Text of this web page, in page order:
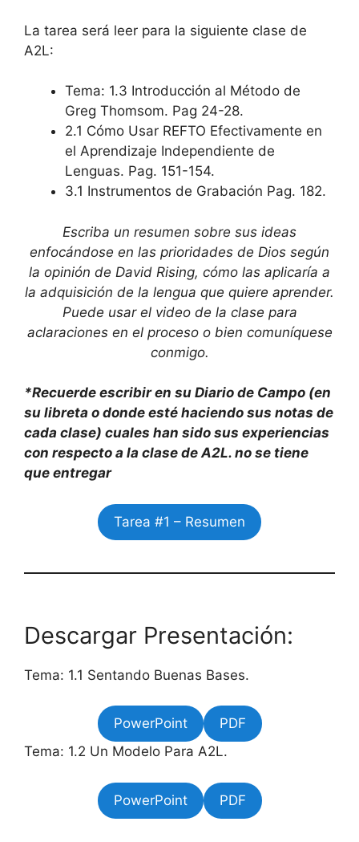
La tarea será leer para la siguiente clase de
A2L:
Tema: 1.3 Introducción al Método de
Greg Thomsom. Pag 24-28.
2.1 Cómo Usar REFTO Efectivamente en
el Aprendizaje Independiente de
Lenguas. Pag. 151-154.
3.1 Instrumentos de Grabación Pag. 182.
Escriba un resumen sobre sus ideas
enfocándose en las prioridades de Dios según
la opinión de David Rising, cómo las aplicaría a
la adquisición de la lengua que quiere aprender.
Puede usar el video de la clase para
aclaraciones en el proceso o bien comuníquese
conmigo.
*Recuerde escribir en su Diario de Campo (en
su libreta o donde esté haciendo sus notas de
cada clase) cuales han sido sus experiencias
con respecto a la clase de A2L. no se tiene
que entregar
Tarea #1 – Resumen
Descargar Presentación:
Tema: 1.1 Sentando Buenas Bases.
PowerPoint
PDF
Tema: 1.2 Un Modelo Para A2L.
PowerPoint PDF